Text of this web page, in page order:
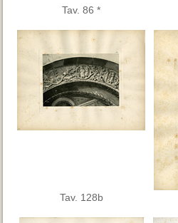
Tav. 86 *
Tav. 128b